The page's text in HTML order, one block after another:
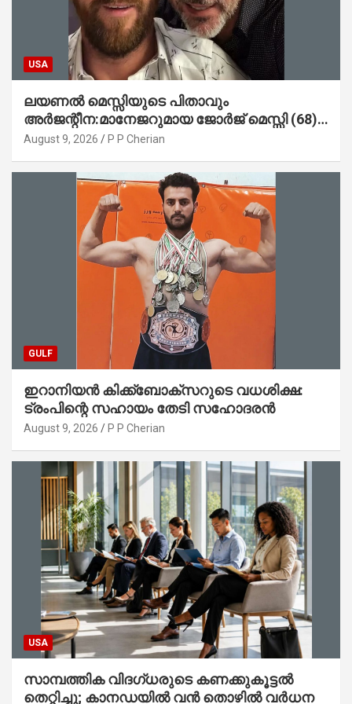
USA
ലയണൽ മെസ്സിയുടെ പിതാവും
അർജന്റീന:മാനേജറുമായ ജോർജ് മെസ്സി (68)
അന്തരിച്ചു
August 9, 2026 P P Cherian
GULF
ഇറാനിയൻ കിക്ക്ബോക്സറുടെ വധശിക്ഷ:
ട്രംപിന്റെ സഹായം തേടി സഹോദരൻ
August 9, 2026 P P Cherian
USA
സാമ്പത്തിക വിദഗ്ധരുടെ കണക്കുകൂട്ടൽ
തെറ്റിച്ചു; കാനഡയിൽ വൻ തൊഴിൽ വർധന